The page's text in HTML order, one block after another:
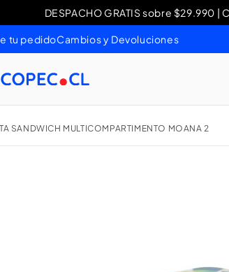
DESPACHO GRATIS sobre $29.990
Cambios y
tu pedidoCambios y Devoluciones
SANDWICH MULTICOMPARTIMENTO MOANA 2